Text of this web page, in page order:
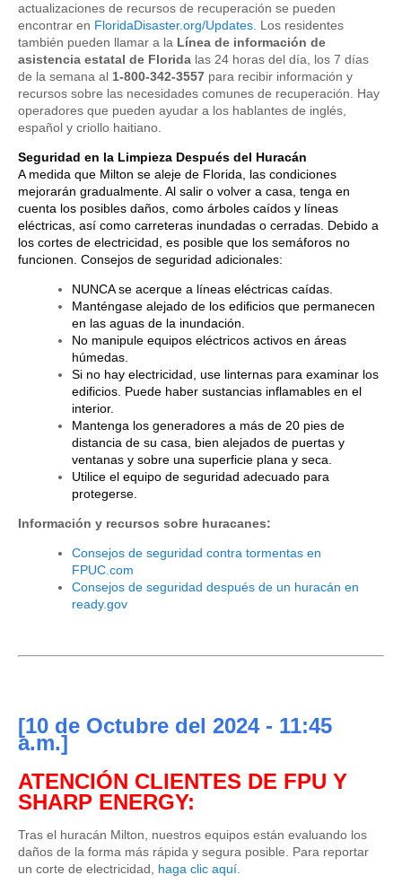
actualizaciones de recursos de recuperación se pueden
encontrar en FloridaDisaster.org/Updates. Los residentes
también pueden llamar a la Línea de información de
asistencia estatal de Florida las 24 horas del día, los 7 días
de la semana al 1-800-342-3557 para recibir información y
recursos sobre las necesidades comunes de recuperación. Hay
operadores que pueden ayudar a los hablantes de inglés,
español y criollo haitiano.
Seguridad en la Limpieza Después del Huracán
A medida que Milton se aleje de Florida, las condiciones
mejorarán gradualmente. Al salir o volver a casa, tenga en
cuenta los posibles daños, como árboles caídos y líneas
eléctricas, así como carreteras inundadas o cerradas. Debido a
los cortes de electricidad, es posible que los semáforos no
funcionen. Consejos de seguridad adicionales:
NUNCA se acerque a líneas eléctricas caídas.
Manténgase alejado de los edificios que permanecen
en las aguas de la inundación.
No manipule equipos eléctricos activos en áreas
húmedas.
Si no hay electricidad, use linternas para examinar los
edificios. Puede haber sustancias inflamables en el
interior.
Mantenga los generadores a más de 20 pies de
distancia de su casa, bien alejados de puertas y
ventanas y sobre una superficie plana y seca.
Utilice el equipo de seguridad adecuado para
protegerse.
Información y recursos sobre huracanes:
Consejos de seguridad contra tormentas en
FPUC.com
Consejos de seguridad después de un huracán en
ready.gov
[10 de Octubre del 2024- 11:45
a.m.]
ATENCIÓN CLIENTES DE FPU Y
SHARP ENERGY:
Tras el huracán Milton, nuestros equipos están evaluando los
daños de la forma más rápida y segura posible. Para reportar
un corte de electricidad, haga clic aquí.